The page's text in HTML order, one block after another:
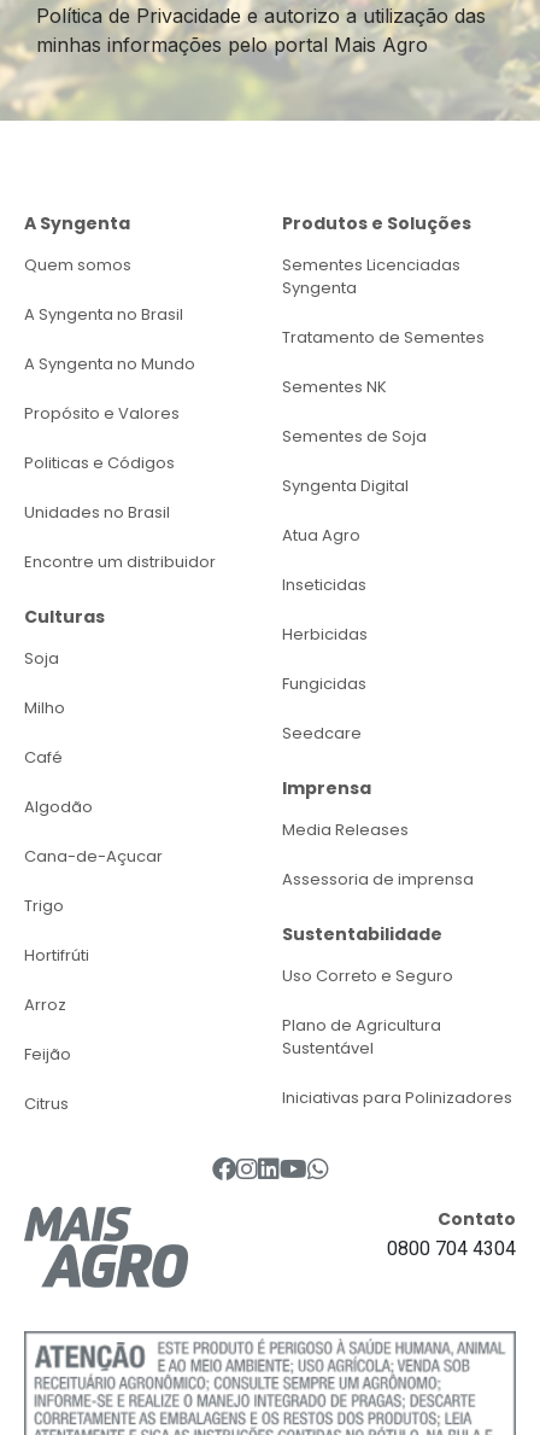
Política de Privacidade e autorizo a utilização das
minhas informações pelo portal Mais Agro
A Syngenta
Quem somos
A Syngenta no Brasil
A Syngenta no Mundo
Propósito e Valores
Politicas e Códigos
Unidades no Brasil
Encontre um distribuidor
Culturas
Soja
Milho
Café
Algodão
Cana-de-Açucar
Trigo
Hortifrúti
Arroz
Feijão
Citrus
Produtos e Soluções
Sementes Licenciadas
Syngenta
Tratamento de Sementes
Sementes NK
Sementes de Soja
Syngenta Digital
Atua Agro
Inseticidas
Herbicidas
Fungicidas
Seedcare
Imprensa
Media Releases
Assessoria de imprensa
Sustentabilidade
Uso Correto e Seguro
Plano de Agricultura
Sustentável
Iniciativas para Polinizadores
Contato
0800 704 4304